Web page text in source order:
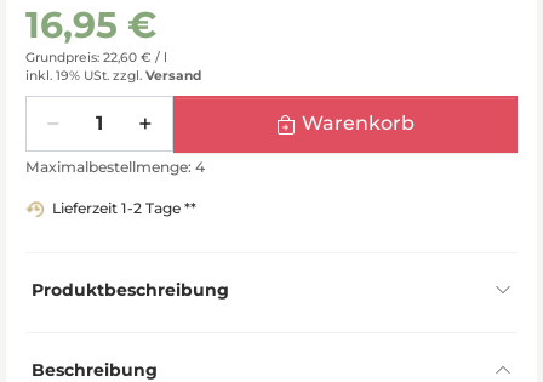
16,95 €
Grundpreis: 22,60 € / l
inkl. 19% USt. zzgl. Versand
Warenkorb
Maximalbestellmenge: 4
Lieferzeit 1-2 Tage **
Produktbeschreibung
Beschreibung